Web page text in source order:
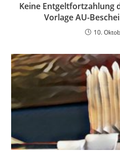
Keine Entgeltfortzahlung
Vorlage AU-
10.